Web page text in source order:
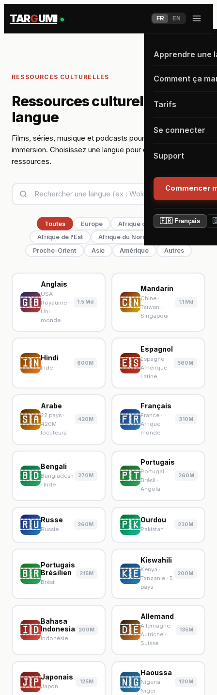
TARGUMI FR EN
Apprendre une
Comment ça
Tarifs
Se connecter
Support
Commencer
🇫🇷 Français
RESSOURCES CULTURELLES
Ressources culturelles par
langue
Films, séries, musique et podcasts pour progresser par
immersion. Choisissez une langue pour découvrir ses
ressources.
Toutes Europe
Afrique de l'Ouest
Afrique de l'Est
Afrique du Nord
Proche-Orient
Asie Amérique Autres
🇬🇧
Anglais
USA ·
Royaume-
Uni ·
monde
1.5 Md 🇨🇳
Mandarin
Chine ·
Taïwan ·
Singapour
1.1 Md
🇮🇳Hindi
Inde
600M 🇪🇸
Espagnol
Espagne ·
Amérique
Latine
560M
🇸🇦
Arabe
22 pays ·
420M
locuteurs
420M 🇫🇷
Français
France ·
Afrique ·
monde
310M
🇧🇩
Bengali
Bangladesh
· Inde
270M 🇵🇹
Portugais
Portugal ·
Brésil ·
Angola
260M
🇷🇺Russe
Russie
260M 🇵🇰Ourdou
Pakistan
230M
🇧🇷
Portugais
Brésilien
Brésil
215M 🇰🇪
Kiswahili
Kenya ·
Tanzanie · 5
pays
200M
🇮🇩
Bahasa
Indonesia
Indonésie
200M 🇩🇪
Allemand
Allemagne ·
Autriche ·
Suisse
135M
🇯🇵Japonais
Japon
125M 🇳🇬
Haoussa
Nigeria ·
Niger
120M